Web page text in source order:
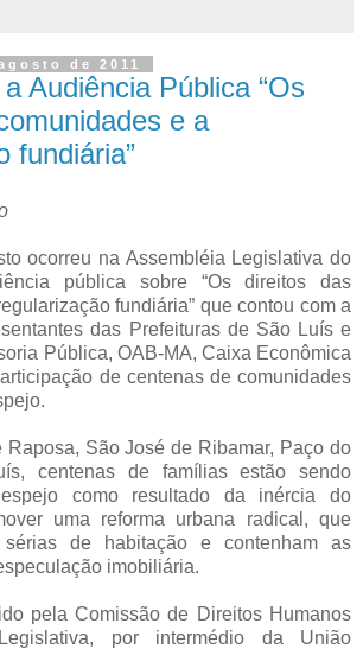
de 2011
Audiência Pública “Os
e a
fundiária”
ocorreu na Assembléia Legislativa do
pública sobre “Os direitos das
fundiária” que contou com a
das Prefeituras de São Luís e
Pública, OAB-MA, Caixa Econômica
de centenas de comunidades
Raposa, São José de Ribamar, Paço do
centenas de famílias estão sendo
como resultado da inércia do
uma reforma urbana radical, que
sérias de habitação e contenham as
imobiliária.
pela Comissão de Direitos Humanos
por intermédio da União